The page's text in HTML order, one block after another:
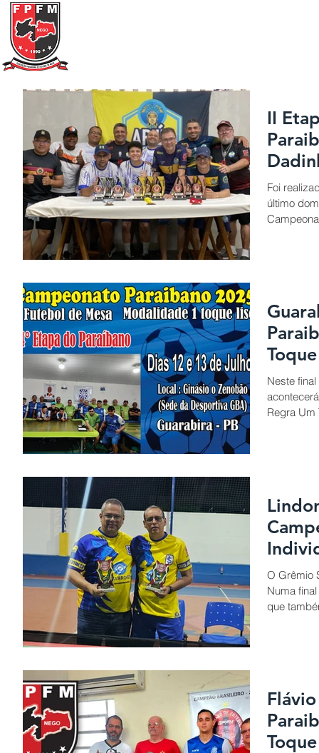
II
Foi
último
Neste
Regra Um
O Grêmio
Numa
que